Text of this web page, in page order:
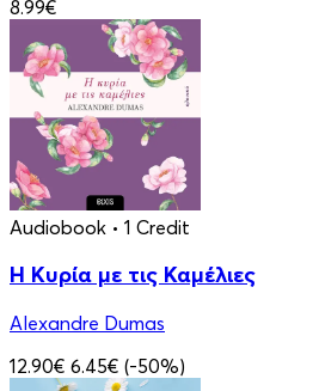
8.99€
Audiobook • 1 Credit
Η Κυρία με τις Καμέλιες
Alexandre Dumas
12.90€ 6.45€ (-50%)